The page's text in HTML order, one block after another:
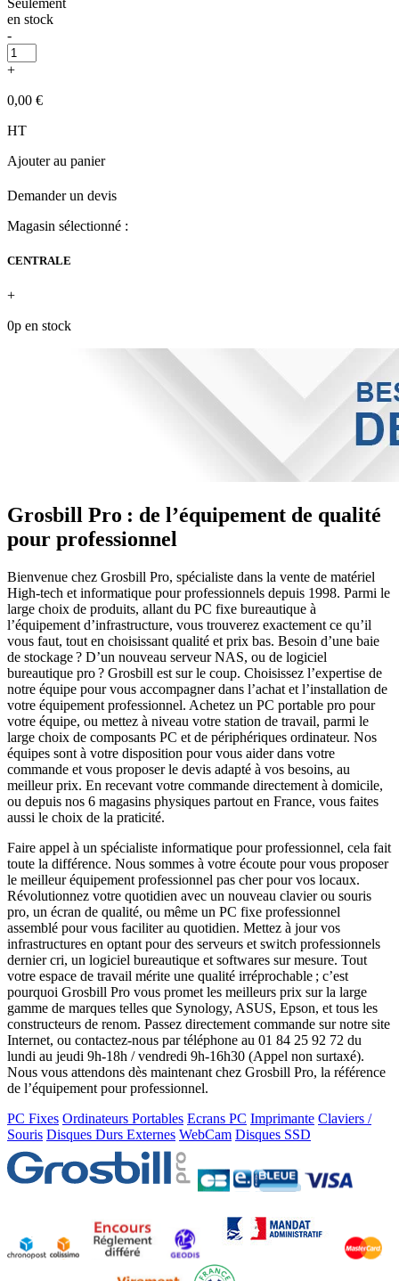
en stock
-
+
0,00 €
HT
Ajouter au panier
Demander un devis
Magasin sélectionné :
CENTRALE
+
0p en stock
Grosbill Pro : de l’équipement de qualité
pour professionnel
Bienvenue chez Grosbill Pro, spécialiste dans la vente de matériel
High-tech et informatique pour professionnels depuis 1998. Parmi le
large choix de produits, allant du PC fixe bureautique à
l’équipement d’infrastructure, vous trouverez exactement ce qu’il
vous faut, tout en choisissant qualité et prix bas. Besoin d’une baie
de stockage ? D’un nouveau serveur NAS, ou de logiciel
bureautique pro ? Grosbill est sur le coup. Choisissez l’expertise de
notre équipe pour vous accompagner dans l’achat et l’installation de
votre équipement professionnel. Achetez un PC portable pro pour
votre équipe, ou mettez à niveau votre station de travail, parmi le
large choix de composants PC et de périphériques ordinateur. Nos
équipes sont à votre disposition pour vous aider dans votre
commande et vous proposer le devis adapté à vos besoins, au
meilleur prix. En recevant votre commande directement à domicile,
ou depuis nos 6 magasins physiques partout en France, vous faites
aussi le choix de la praticité.
Faire appel à un spécialiste informatique pour professionnel, cela fait
toute la différence. Nous sommes à votre écoute pour vous proposer
le meilleur équipement professionnel pas cher pour vos locaux.
Révolutionnez votre quotidien avec un nouveau clavier ou souris
pro, un écran de qualité, ou même un PC fixe professionnel
assemblé pour vous faciliter au quotidien. Mettez à jour vos
infrastructures en optant pour des serveurs et switch professionnels
dernier cri, un logiciel bureautique et softwares sur mesure. Tout
votre espace de travail mérite une qualité irréprochable ; c’est
pourquoi Grosbill Pro vous promet les meilleurs prix sur la large
gamme de marques telles que Synology, ASUS, Epson, et tous les
constructeurs de renom. Passez directement commande sur notre site
Internet, ou contactez-nous par téléphone au 01 84 25 92 72 du
lundi au jeudi 9h-18h / vendredi 9h-16h30 (Appel non surtaxé).
Nous vous attendons dès maintenant chez Grosbill Pro, la référence
de l’équipement pour professionnel.
PC Fixes Ordinateurs Portables Ecrans PC Imprimante Claviers /
Souris Disques Durs Externes WebCam Disques SSD